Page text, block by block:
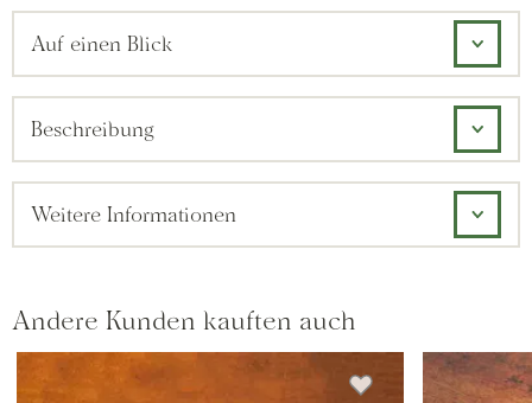
Auf einen Blick
Beschreibung
Weitere Informationen
Andere Kunden kauften auch